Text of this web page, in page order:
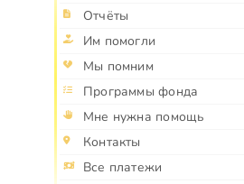
Отчёты
Им помогли
Мы помним
Программы фонда
Мне нужна помощь
Контакты
Все платежи